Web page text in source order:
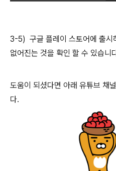
3-5) 구글 플레이 스토어에 출시
없어진는 것을 확인 할 수 있습니
도움이 되셨다면 아래 유튜브 채
다.